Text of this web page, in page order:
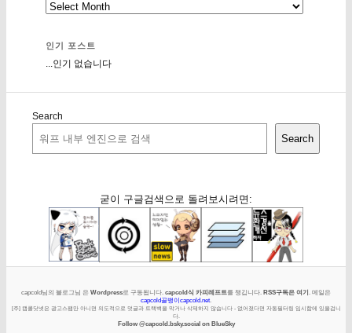
인기 포스트
...인기 없습니다
Search
Search
굳이 구글검색으로 돌려보시려면:
capcold님의 블로그님 은 Wordpress로 구동됩니다. capcold식 카피레프트를 챙깁니다. RSS구독은 여기 . 메일은
capcold골뱅이capcold.net
[주] 캡콜닷넷은 광고스팸만 아니면 의도적으로 덧글과 트랙백을 막거나 삭제하지 않습니다 - 없어졌다면 자동필터링 임시함에 있을겁니
다.
Follow @capcold.bsky.social on BlueSky